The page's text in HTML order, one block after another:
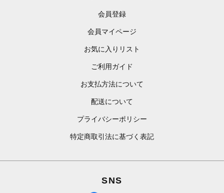
会員登録
会員マイページ
お気に入りリスト
ご利用ガイド
お支払方法について
配送について
プライバシーポリシー
特定商取引法に基づく表記
SNS